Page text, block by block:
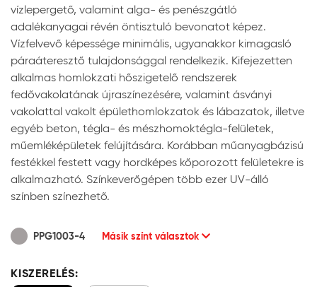
vízlepergető, valamint alga- és penészgátló
adalékanyagai révén öntisztuló bevonatot képez.
Vízfelvevő képessége minimális, ugyanakkor kimagasló
páraáteresztő tulajdonsággal rendelkezik. Kifejezetten
alkalmas homlokzati hőszigetelő rendszerek
fedővakolatának újraszínezésére, valamint ásványi
vakolattal vakolt épülethomlokzatok és lábazatok, illetve
egyéb beton, tégla- és mészhomoktégla-felületek,
műemléképületek felújítására. Korábban műanyagbázisú
festékkel festett vagy hordképes kőporozott felületekre is
alkalmazható. Színkeverőgépen több ezer UV-álló
színben színezhető.
PPG1003-4 Másik színt választok
KISZERELÉS: